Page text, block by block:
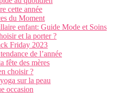
cette année
du Moment
enfant: Guide Mode et Soins
et la porter ?
Friday 2023
de l’année
fête des mères
choisir ?
sur la peau
occasion